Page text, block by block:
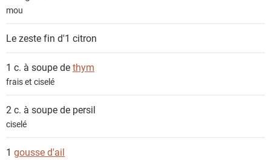
tmou
Le zeste fin d'1 citron
1 c. à soupe dethym
frais et ciselé
2 c. à soupe de persil
ciselé
1 gousse d'ail